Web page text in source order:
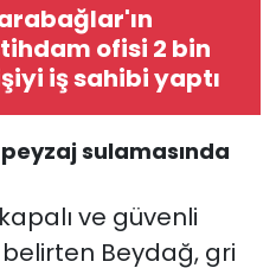
ofisi 2 bin
iş sahibi yaptı
sulamasında
ve güvenli
belirten Beydağ, gri